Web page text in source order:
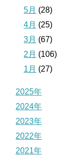
5月 (28)
4月 (25)
3月 (67)
2月 (106)
1月 (27)
2025年
2024年
2023年
2022年
2021年